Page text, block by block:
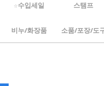
☆수입세일 스탬프
비누/화장품 소품/포장/도